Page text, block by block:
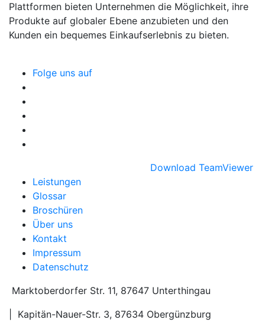
Plattformen bieten Unternehmen die Möglichkeit, ihre
Produkte auf globaler Ebene anzubieten und den
Kunden ein bequemes Einkaufserlebnis zu bieten.
Folge uns auf
Download TeamViewer
Leistungen
Glossar
Broschüren
Über uns
Kontakt
Impressum
Datenschutz
Marktoberdorfer Str. 11, 87647 Unterthingau
Kapitän-Nauer-Str. 3, 87634 Obergünzburg